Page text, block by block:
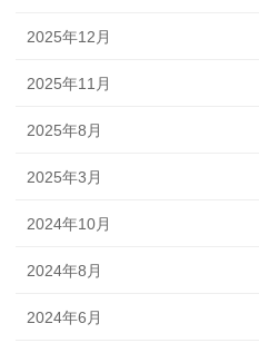
2025年12月
2025年11月
2025年8月
2025年3月
2024年10月
2024年8月
2024年6月